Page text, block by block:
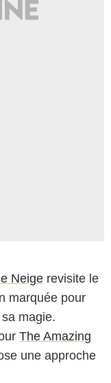
Neige revisite le
marquée pour
magie.
The Amazing
une approche